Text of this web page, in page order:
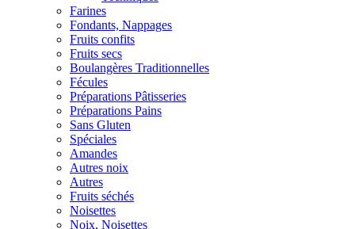
Farines
Fondants, Nappages
Fruits confits
Fruits secs
Boulangères Traditionnelles
Fécules
Préparations Pâtisseries
Préparations Pains
Sans Gluten
Spéciales
Amandes
Autres noix
Autres
Fruits séchés
Noisettes
Noix, Noisettes